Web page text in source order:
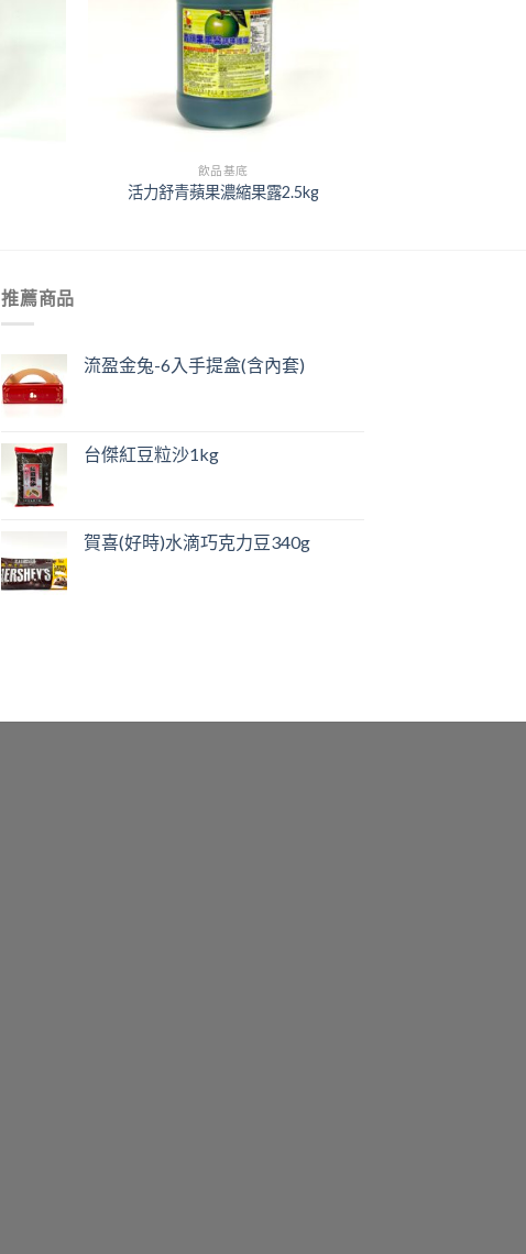
飲品基底
活力舒青蘋果濃縮果露2.5kg
推薦商品
流盈金兔-6入手提盒(含內套)
台傑紅豆粒沙1kg
賀喜(好時)水滴巧克力豆340g